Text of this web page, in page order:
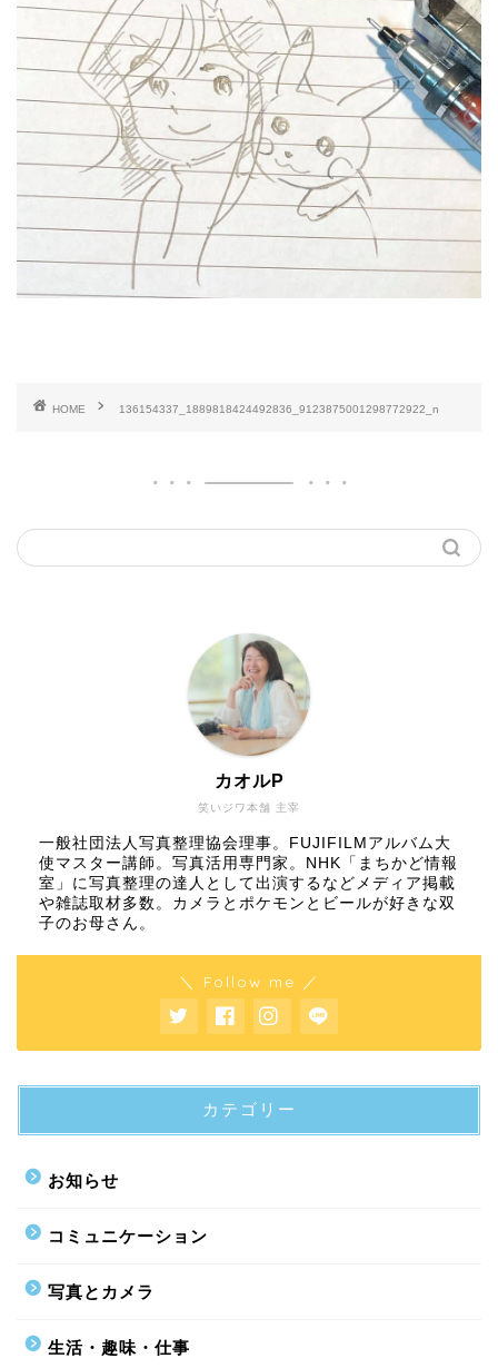
HOME 136154337_1889818424492836_9123875001298772922_n
笑いジワ本舗 主宰
カオルP
一般社団法人写真整理協会理事。FUJIFILMアルバム大
使マスター講師。写真活用専門家。NHK「まちかど情報
室」に写真整理の達人として出演するなどメディア掲載
や雑誌取材多数。カメラとポケモンとビールが好きな双
子のお母さん。
＼ Follow me ／
カテゴリー
お知らせ
コミュニケーション
写真とカメラ
生活・趣味・仕事